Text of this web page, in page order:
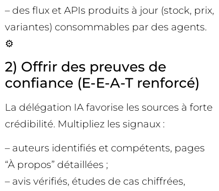
– des flux et APIs produits à jour (stock, prix,
variantes) consommables par des agents.
⚙️
2) Offrir des preuves de
confiance (E-E-A-T renforcé)
La délégation IA favorise les sources à forte
crédibilité. Multipliez les signaux :
– auteurs identifiés et compétents, pages
“À propos” détaillées ;
– avis vérifiés, études de cas chiffrées,